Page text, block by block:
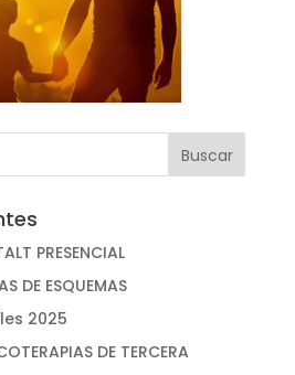
PRESENCIAL
DE ESQUEMAS
2025
DE TERCERA